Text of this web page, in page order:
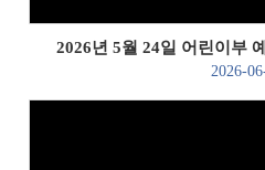
2026년 5월 24일 어린이부
2026-